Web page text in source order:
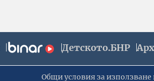
Детското.БНР
Общи условия за използване